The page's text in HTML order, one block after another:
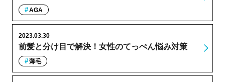
AGA
前髪と分け目で解決！女性のてっぺん悩み対策
2023.03.30
薄毛